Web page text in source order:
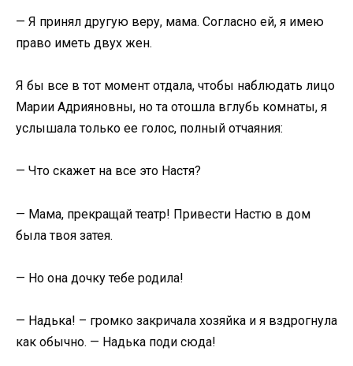
— Я принял другую веру, мама. Согласно ей, я имею
право иметь двух жен.
Я бы все в тот момент отдала, чтобы наблюдать лицо
Марии Адрияновны, но та отошла вглубь комнаты, я
услышала только ее голос, полный отчаяния:
— Что скажет на все это Настя?
— Мама, прекращай театр! Привести Настю в дом
была твоя затея.
— Но она дочку тебе родила!
— Надька! – громко закричала хозяйка и я вздрогнула
как обычно. — Надька поди сюда!